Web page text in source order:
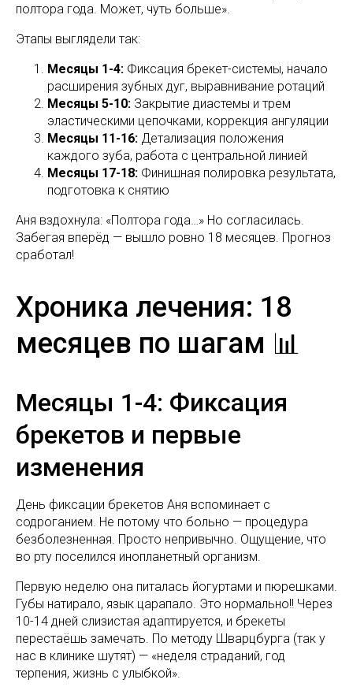
полтора года. Может, чуть больше».
Этапы выглядели так:
Месяцы 1-4: Фиксация брекет-системы, начало
расширения зубных дуг, выравнивание ротаций
Месяцы 5-10: Закрытие диастемы и трем
эластическими цепочками, коррекция ангуляции
Месяцы 11-16: Детализация положения
каждого зуба, работа с центральной линией
Месяцы 17-18: Финишная полировка результата,
подготовка к снятию
Аня вздохнула: «Полтора года…» Но согласилась.
Забегая вперёд — вышло ровно 18 месяцев. Прогноз
сработал!
Хроника лечения: 18
месяцев по шагам 📊
Месяцы 1-4: Фиксация
брекетов и первые
изменения
День фиксации брекетов Аня вспоминает с
содроганием. Не потому что больно — процедура
безболезненная. Просто непривычно. Ощущение, что
во рту поселился инопланетный организм.
Первую неделю она питалась йогуртами и пюрешками.
Губы натирало, язык царапало. Это нормально!! Через
10-14 дней слизистая адаптируется, и брекеты
перестаёшь замечать. По методу Шварцбурга (так у
нас в клинике шутят) — «неделя страданий, год
терпения, жизнь с улыбкой».